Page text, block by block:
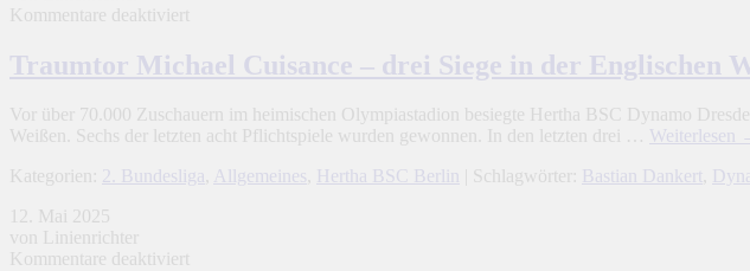
Kommentare deaktiviert
Michael
Cuisance
drei
Siege
der
Traumtor Michael Cuisance – drei Siege in der Englischen
Vor über 70.000 Zuschauern im heimischen Olympiastadion besiegte Hertha BSC Dynamo
Weißen. Sechs der letzten acht Pflichtspiele wurden gewonnen. In den letzten drei … Weiterlesen
Kategorien: 2. Bundesliga, Allgemeines, Hertha BSC Berlin | Schlagwörter: Bastian Dankert,
12. Mai 2025
von Linienrichter
Kommentare deaktiviert